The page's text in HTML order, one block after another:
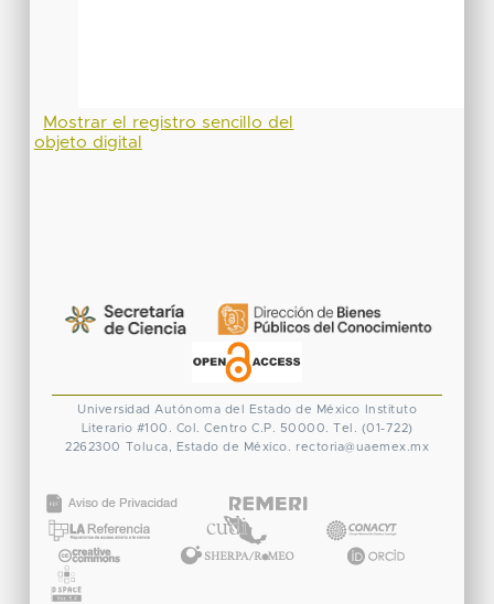
Mostrar el registro sencillo del
objeto digital
Universidad Autónoma del Estado de México
Instituto
Literario #100. Col. Centro C.P. 50000. Tel. (01-722)
2262300
Toluca, Estado de México. rectoria@uaemex.mx